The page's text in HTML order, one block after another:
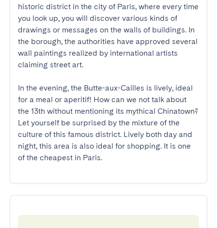
historic district in the city of Paris, where every time
you look up, you will discover various kinds of
drawings or messages on the walls of buildings. In
the borough, the authorities have approved several
wall paintings realized by international artists
claiming street art.
In the evening, the Butte-aux-Cailles is lively, ideal
for a meal or aperitif! How can we not talk about
the 13th without mentioning its mythical Chinatown?
Let yourself be surprised by the mixture of the
culture of this famous district. Lively both day and
night, this area is also ideal for shopping. It is one
of the cheapest in Paris.